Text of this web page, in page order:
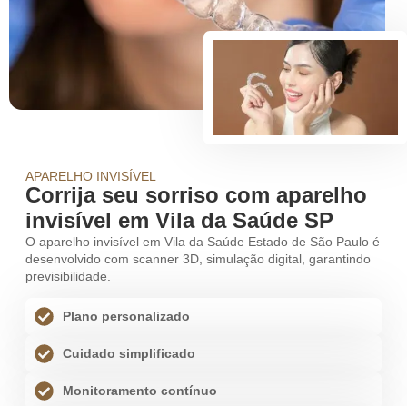
APARELHO INVISÍVEL
Corrija seu sorriso com aparelho
invisível em Vila da Saúde SP
O aparelho invisível em Vila da Saúde Estado de São Paulo é
desenvolvido com scanner 3D, simulação digital, garantindo
previsibilidade.
Plano personalizado
Cuidado simplificado
Monitoramento contínuo